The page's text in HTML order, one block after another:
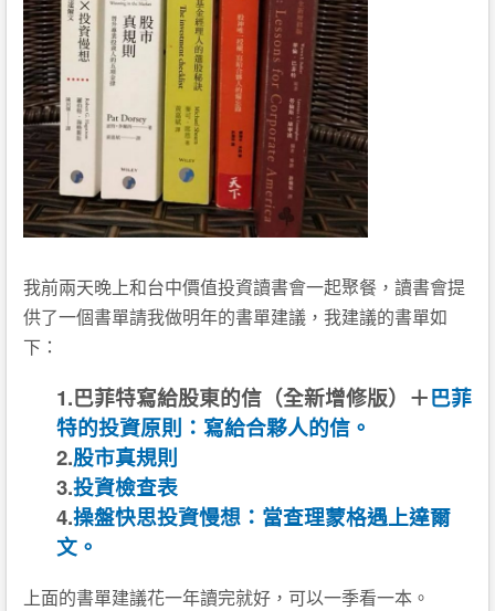
我前兩天晚上和台中價值投資讀書會一起聚餐，讀書會提
供了一個書單請我做明年的書單建議，我建議的書單如
下：
1.巴菲特寫給股東的信（全新增修版）＋巴菲
特的投資原則：寫給合夥人的信。
2.股市真規則
3.投資檢查表
4.操盤快思投資慢想：當查理蒙格遇上達爾
文。
上面的書單建議花一年讀完就好，可以一季看一本。